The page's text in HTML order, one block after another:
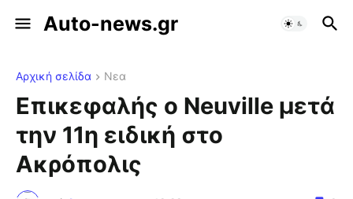
Auto-news.gr
Αρχική σελίδα Νεα
Επικεφαλής ο Neuville μετά
την 11η ειδική στο
Ακρόπολις